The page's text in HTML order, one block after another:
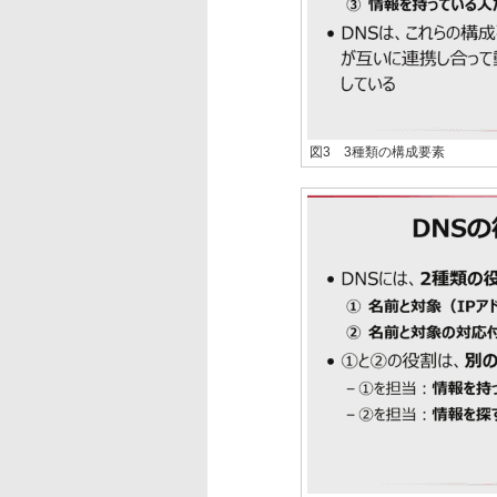
図3 3種類の構成要素